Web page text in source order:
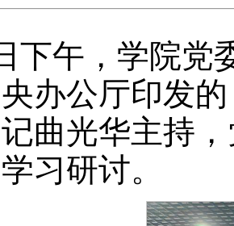
下午，学院党
办公厅印发
曲光华主持
习研讨。